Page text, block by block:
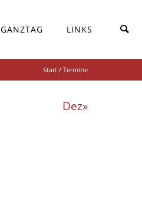
GANZTAG LINKS
Start / Termine
Dez»